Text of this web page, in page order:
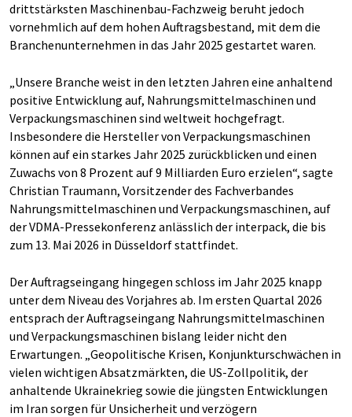
drittstärksten Maschinenbau-Fachzweig beruht jedoch
vornehmlich auf dem hohen Auftragsbestand, mit dem die
Branchenunternehmen in das Jahr 2025 gestartet waren.
„Unsere Branche weist in den letzten Jahren eine anhaltend
positive Entwicklung auf, Nahrungsmittelmaschinen und
Verpackungsmaschinen sind weltweit hochgefragt.
Insbesondere die Hersteller von Verpackungsmaschinen
können auf ein starkes Jahr 2025 zurückblicken und einen
Zuwachs von 8 Prozent auf 9 Milliarden Euro erzielen“, sagte
Christian Traumann, Vorsitzender des Fachverbandes
Nahrungsmittelmaschinen und Verpackungsmaschinen, auf
der VDMA-Pressekonferenz anlässlich der interpack, die bis
zum 13. Mai 2026 in Düsseldorf stattfindet.
Der Auftragseingang hingegen schloss im Jahr 2025 knapp
unter dem Niveau des Vorjahres ab. Im ersten Quartal 2026
entsprach der Auftragseingang Nahrungsmittelmaschinen
und Verpackungsmaschinen bislang leider nicht den
Erwartungen. „Geopolitische Krisen, Konjunkturschwächen in
vielen wichtigen Absatzmärkten, die US-Zollpolitik, der
anhaltende Ukrainekrieg sowie die jüngsten Entwicklungen
im Iran sorgen für Unsicherheit und verzögern